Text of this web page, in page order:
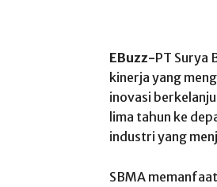
EBuzz-PT Surya
kinerja yang
inovasi
lima tahun ke
industri yang
SBMA